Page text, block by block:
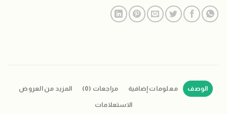
الوصف معلومات إضافية مراجعات (0) المزيد من العروض
الاستعلامات